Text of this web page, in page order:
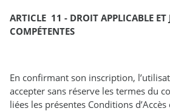
ARTICLE 11 - DROIT APPLICABLE ET
COMPÉTENTES
En confirmant son inscription,
accepter sans réserve les termes du
liées les présentes Conditions